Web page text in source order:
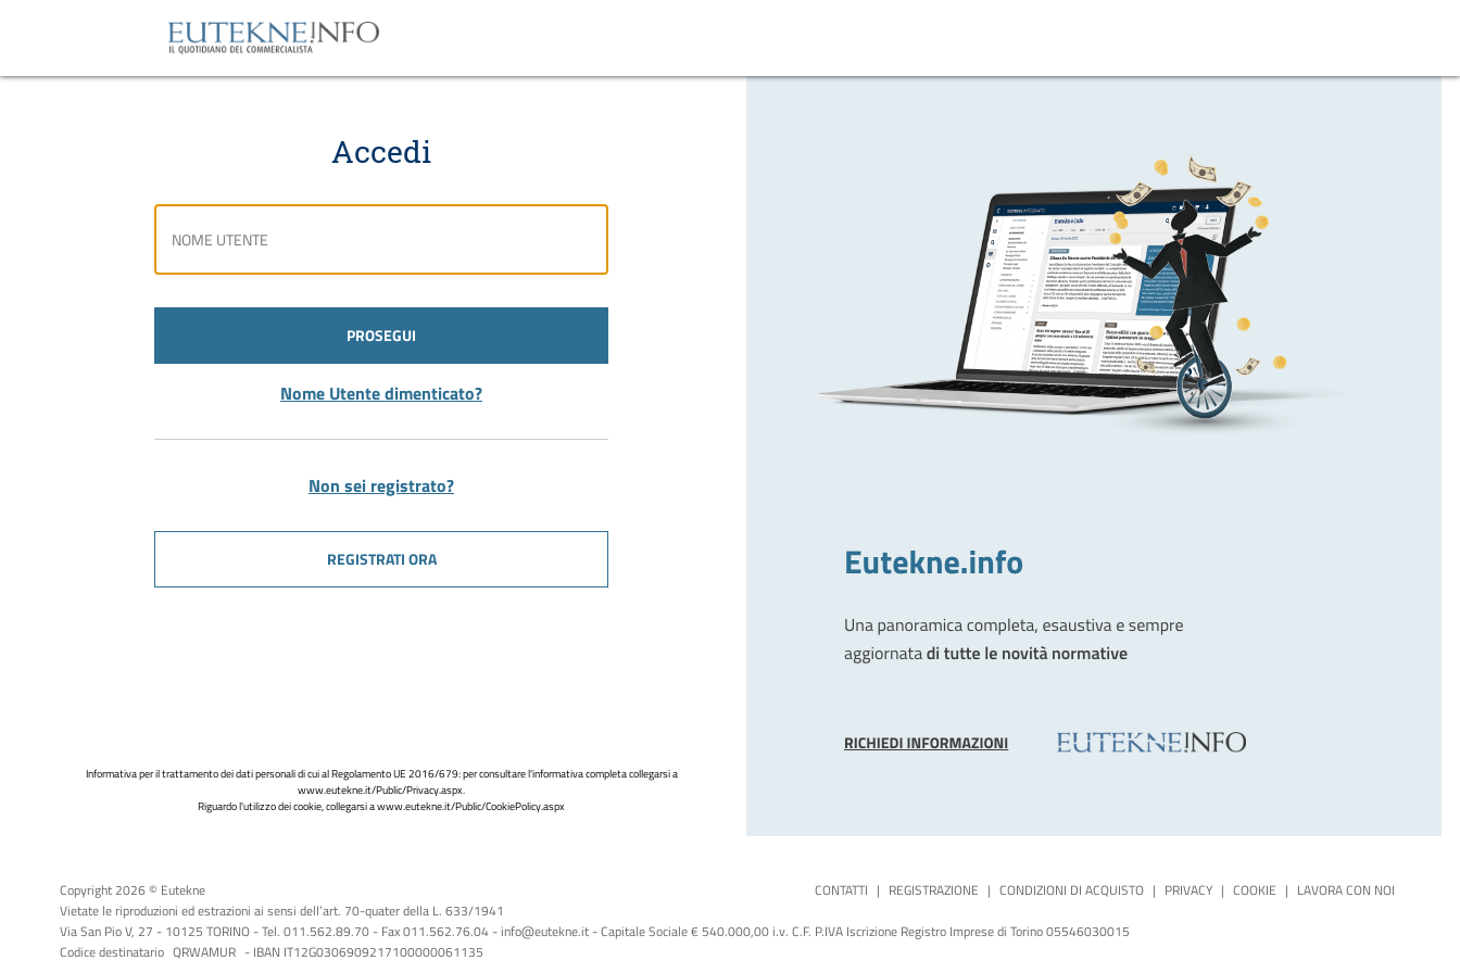
Accedi
PROSEGUI
Nome Utente dimenticato?
Non sei registrato?
REGISTRATI ORA
Informativa per il trattamento dei dati personali di cui al Regolamento UE 2016/679: per consultare l'informativa completa collegarsi a
www.eutekne.it/Public/Privacy.aspx.
Riguardo l'utilizzo dei cookie, collegarsi awww.eutekne.it/Public/CookiePolicy.aspx
Copyright 2026 © Eutekne
Vietate le riproduzioni ed estrazioni ai sensi dell’art. 70-quater della L. 633/1941
CONTATTI | REGISTRAZIONE | CONDIZIONI DI ACQUISTO | PRIVACY | COOKIE | LAVORA CON NOI
Via San Pio V, 27 - 10125 TORINO - Tel. 011.562.89.70 - Fax 011.562.76.04 - info@eutekne.it - Capitale Sociale € 540.000,00 i.v. C.F. P.IVA Iscrizione Registro Imprese di Torino 05546030015
Codice destinatario QRWAMUR - IBAN IT12G0306909217100000061135